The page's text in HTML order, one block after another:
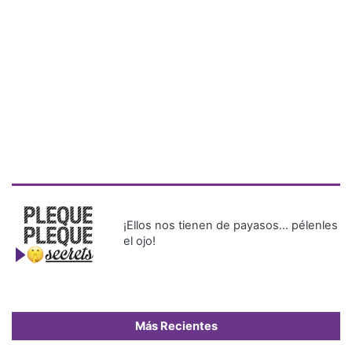
¡Ellos nos tienen de payasos… pélenles
el ojo!
Más Recientes